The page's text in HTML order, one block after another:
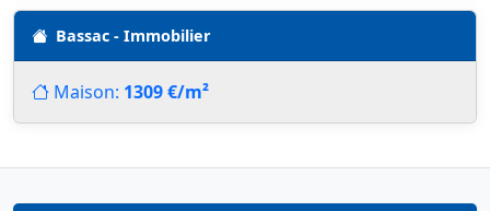
Bassac - Immobilier
Maison: 1309 €/m²